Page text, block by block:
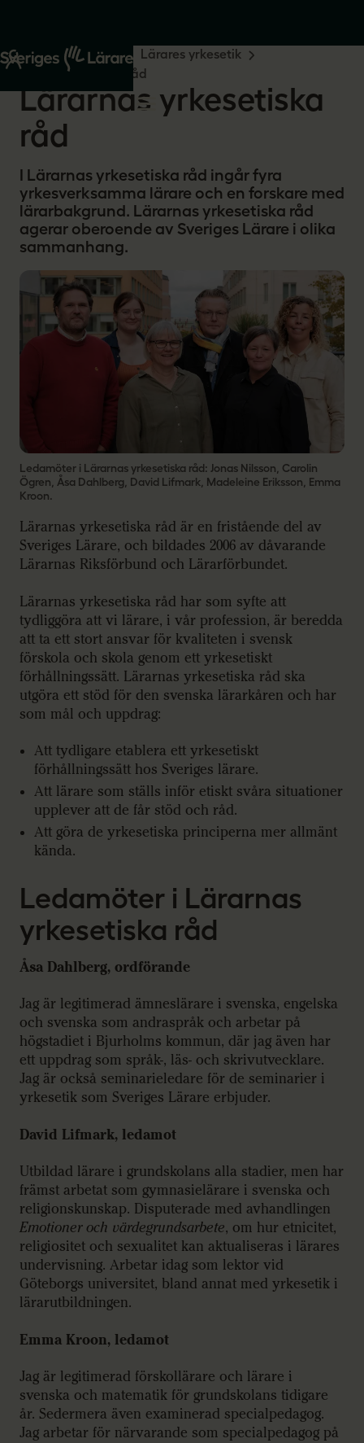
Start Din yrkesroll
Lärares yrkesetik
Lärarnas yrkesetiska råd
Lärarnas yrkesetiska
råd
I Lärarnas yrkesetiska råd ingår fyra
yrkesverksamma lärare och en forskare med
lärarbakgrund. Lärarnas yrkesetiska råd
agerar oberoende av Sveriges Lärare i olika
sammanhang.
Ledamöter i Lärarnas yrkesetiska råd: Jonas Nilsson, Carolin
Ögren, Åsa Dahlberg, David Lifmark, Madeleine Eriksson, Emma
Kroon.
Lärarnas yrkesetiska råd är en fristående del av
Sveriges Lärare, och bildades 2006 av dåvarande
Lärarnas Riksförbund och Lärarförbundet.
Lärarnas yrkesetiska råd har som syfte att
tydliggöra att vi lärare, i vår profession, är beredda
att ta ett stort ansvar för kvaliteten i svensk
förskola och skola genom ett yrkesetiskt
förhållningssätt. Lärarnas yrkesetiska råd ska
utgöra ett stöd för den svenska lärarkåren och har
som mål och uppdrag:
Att tydligare etablera ett yrkesetiskt
förhållningssätt hos Sveriges lärare.
Att lärare som ställs inför etiskt svåra situationer
upplever att de får stöd och råd.
Att göra de yrkesetiska principerna mer allmänt
kända.
Ledamöter i Lärarnas
yrkesetiska råd
Åsa Dahlberg, ordförande
Jag är legitimerad ämneslärare i svenska, engelska
och svenska som andraspråk och arbetar på
högstadiet i Bjurholms kommun, där jag även har
ett uppdrag som språk-, läs- och skrivutvecklare.
Jag är också seminarieledare för de seminarier i
yrkesetik som Sveriges Lärare erbjuder.
David Lifmark, ledamot
Utbildad lärare i grundskolans alla stadier, men har
främst arbetat som gymnasielärare i svenska och
religionskunskap. Disputerade med avhandlingen
Emotioner och värdegrundsarbete, om hur etnicitet,
religiositet och sexualitet kan aktualiseras i lärares
undervisning. Arbetar idag som lektor vid
Göteborgs universitet, bland annat med yrkesetik i
lärarutbildningen.
Emma Kroon, ledamot
Jag är legitimerad förskollärare och lärare i
svenska och matematik för grundskolans tidigare
år. Sedermera även examinerad specialpedagog.
Jag arbetar för närvarande som specialpedagog på